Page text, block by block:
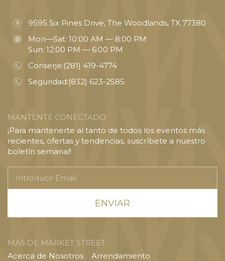
9595 Six Pines Drive, The Woodlands, TX 77380
Mon—Sat: 10:00 AM — 8:00 PM
Sun: 12:00 PM — 6:00 PM
Conserje:(281) 419-4774
Seguridad:(832) 623-2585
MANTENTE CONECTADO
¡Para mantenerte al tanto de todos los eventos más
recientes, ofertas y tendencias, suscríbete a nuestro
boletín semanal!
Email
MÁS DE MARKET STREET
Acerca de Nosotros
Arrendamiento